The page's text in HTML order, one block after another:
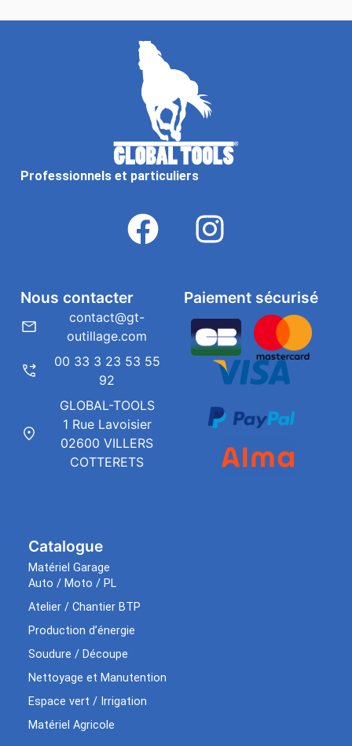
Professionnels et particuliers
Catalogue
Matériel Garage
Auto / Moto / PL
Atelier / Chantier BTP
Production d’énergie
Soudure / Découpe
Nettoyage et Manutention
Espace vert / Irrigation
Matériel Agricole
Paiement sécurisé
Nous contacter
contact@gt-
outillage.com
00 33 3 23 53 55
92
GLOBAL-TOOLS
1 Rue Lavoisier
02600 VILLERS
COTTERETS